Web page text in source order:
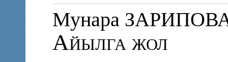
Мунара
Айылга жол